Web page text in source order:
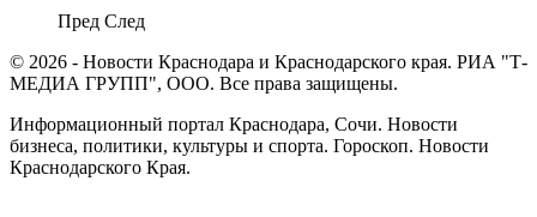
Пред След
© 2026 - Новости Краснодара и Краснодарского края. РИА "Т-
МЕДИА ГРУПП", ООО. Все права защищены.
Информационный портал Краснодара, Сочи. Новости
бизнеса, политики, культуры и спорта. Гороскоп. Новости
Краснодарского Края.